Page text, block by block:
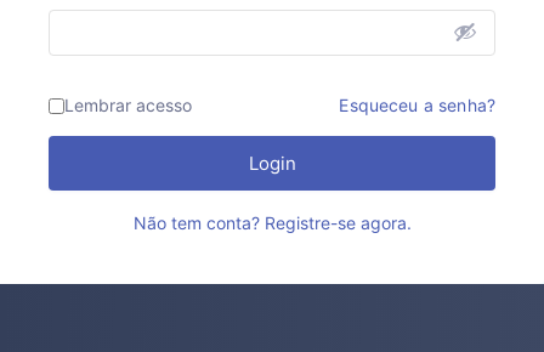
Lembrar acesso Esqueceu a senha?
Login
Não tem conta? Registre-se agora.